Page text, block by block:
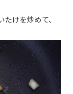
けを炒めて、